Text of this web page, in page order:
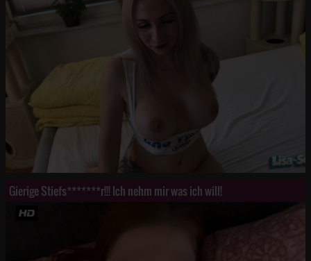
Gierige Stiefs*******r!!! Ich nehm mir was ich will!